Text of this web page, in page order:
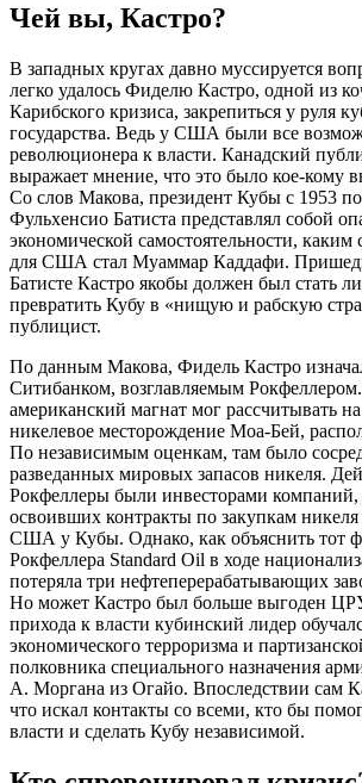
Чей вы, Кастро?
В западных кругах давно муссируется
легко удалось Фиделю Кастро, одной из
Карибского кризиса, закрепиться у руля
государства. Ведь у США были все
революционера к власти. Канадский
выражает мнение, что это было кое-кому
Со слов Макова, президент Кубы с 1953
Фульхенсио Батиста представлял собой
экономической самостоятельности, каким
для США стал Муаммар Каддафи.
Батисте Кастро якобы должен был стать
превратить Кубу в «нищую и рабскую
публицист.
По данным Макова, Фидель Кастро
Ситибанком, возглавляемым
американский магнат мог рассчитывать
никелевое месторождение Моа-Бей,
По независимым оценкам, там было
разведанных мировых запасов никеля.
Рокфеллеры были инвесторами компаний,
освоивших контракты по закупкам никеля
США у Кубы. Однако, как объяснить тот
Рокфеллера Standard Oil в ходе
потеряла три нефтеперерабатывающих
Но может Кастро был больше выгоден
прихода к власти кубинский лидер
экономического терроризма и
полковника специального назначения
А. Моргана из Огайо. Впоследствии сам
что искал контакты со всеми, кто бы
власти и сделать Кубу независимой.